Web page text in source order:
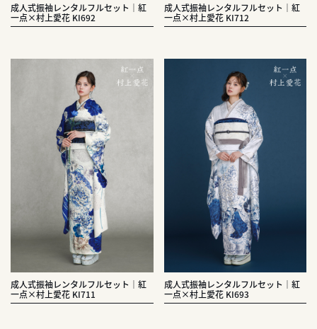
成人式振袖レンタルフルセット｜紅
一点×村上愛花 KI692
成人式振袖レンタルフルセット｜紅
一点×村上愛花 KI712
成人式振袖レンタルフルセット｜紅
一点×村上愛花 KI711
成人式振袖レンタルフルセット｜紅
一点×村上愛花 KI693